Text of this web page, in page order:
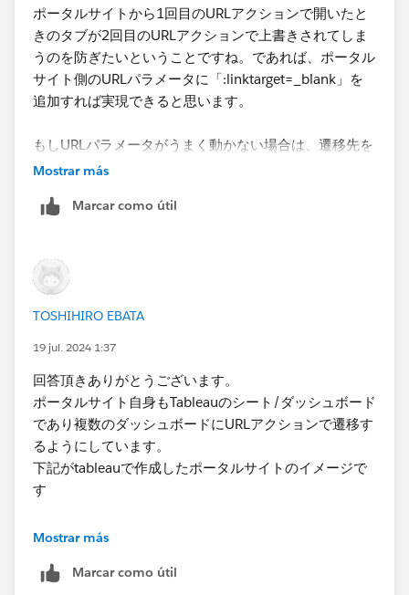
ポータルサイトから1回目のURLアクションで開いたと
きのタブが2回目のURLアクションで上書きされてしま
うのを防ぎたいということですね。であれば、ポータル
サイト側のURLパラメータに「:linktarget=_blank」を
追加すれば実現できると思います。
もしURLパラメータがうまく動かない場合は、遷移先を
制御するWebページを途中に挟み、そこから新しいタブ
するような形になるのかなと思います。この場合は中継
Mostrar más
Marcar como útil
TOSHIHIRO EBATA
19 jul. 2024 1:37
回答頂きありがとうございます。
ポータルサイト自身もTableauのシート/ダッシュボード
であり複数のダッシュボードにURLアクションで遷移す
るようにしています。
下記がtableauで作成したポータルサイトのイメージで
す
Mostrar más
Marcar como útil